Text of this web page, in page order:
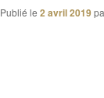
Publié le 2 avril 2019